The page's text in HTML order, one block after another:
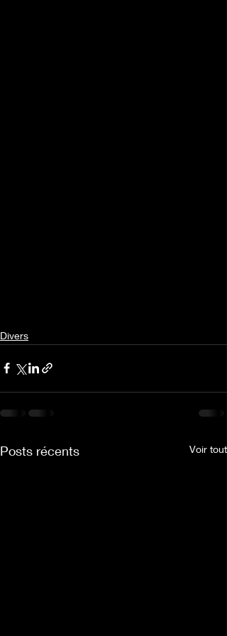
Divers
Posts récents Voir tout